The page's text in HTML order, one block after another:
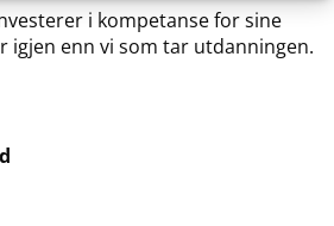
i kompetanse for sine
igjen enn vi som tar utdanningen.